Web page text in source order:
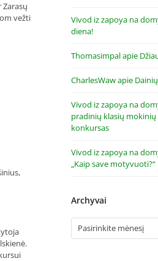
vežti
Vivod iz zapoya na
diena!
Thomasimpalapie
CharlesWawapie
Vivod iz zapoya na
pradinių klasių
konkursas
Vivod iz zapoya na
„Kaip save motyvuoti?“
Archyvai
Archyvai